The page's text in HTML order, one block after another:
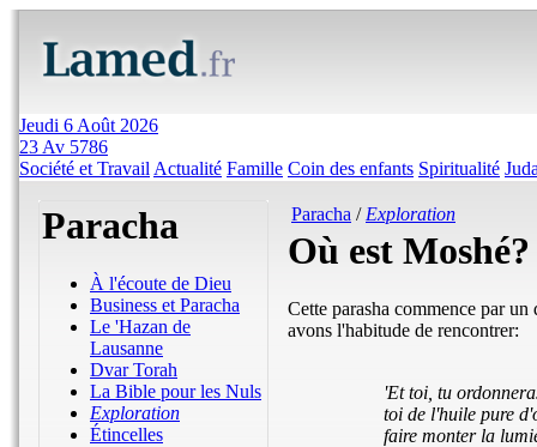
Jeudi 6 Août 2026
23 Av 5786
Société et Travail Actualité Famille Coin des enfants Spiritualité
Paracha
À l'écoute de Dieu
Business et Paracha
Le 'Hazan de
Lausanne
Dvar Torah
La Bible pour les Nuls
Exploration
Étincelles
Paracha / Exploration
Où est Moshé?
Cette parasha commence par
avons l'habitude de rencontrer:
'Et toi, tu
toi de l'huile pure
faire monter la